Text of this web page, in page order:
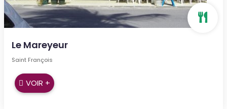
Le Mareyeur
Saint François
VOIR +